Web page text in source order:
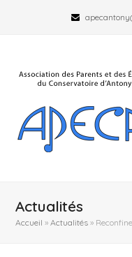
Actualités
Accueil »Actualités »